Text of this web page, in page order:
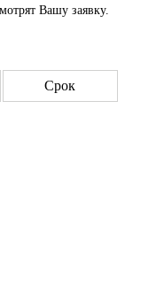
Вашу заявку.
Срок